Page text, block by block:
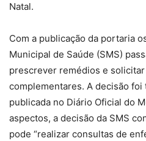
Natal.
Com a publicação da portaria
Municipal de Saúde (SMS)
prescrever remédios e
complementares. A decisão foi
publicada no Diário Oficial do
aspectos, a decisão da SMS
pode “realizar consultas de